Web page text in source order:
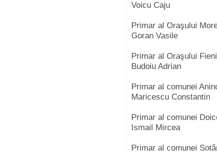
Voicu Caju
Primar al Oraşului
Goran Vasile
Primar al Oraşului
Budoiu Adrian
Primar al comunei
Maricescu Constantin
Primar al comunei
Ismail Mircea
Primar al comunei